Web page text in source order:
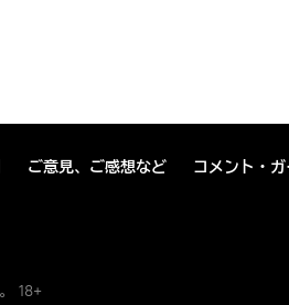
ご意見、ご感想など コメント・ガ
18+